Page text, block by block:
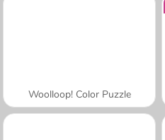
Woolloop! Color Puzzle